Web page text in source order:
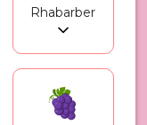
Rhabarber